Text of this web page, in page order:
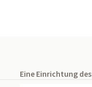
Eine Einrichtung des